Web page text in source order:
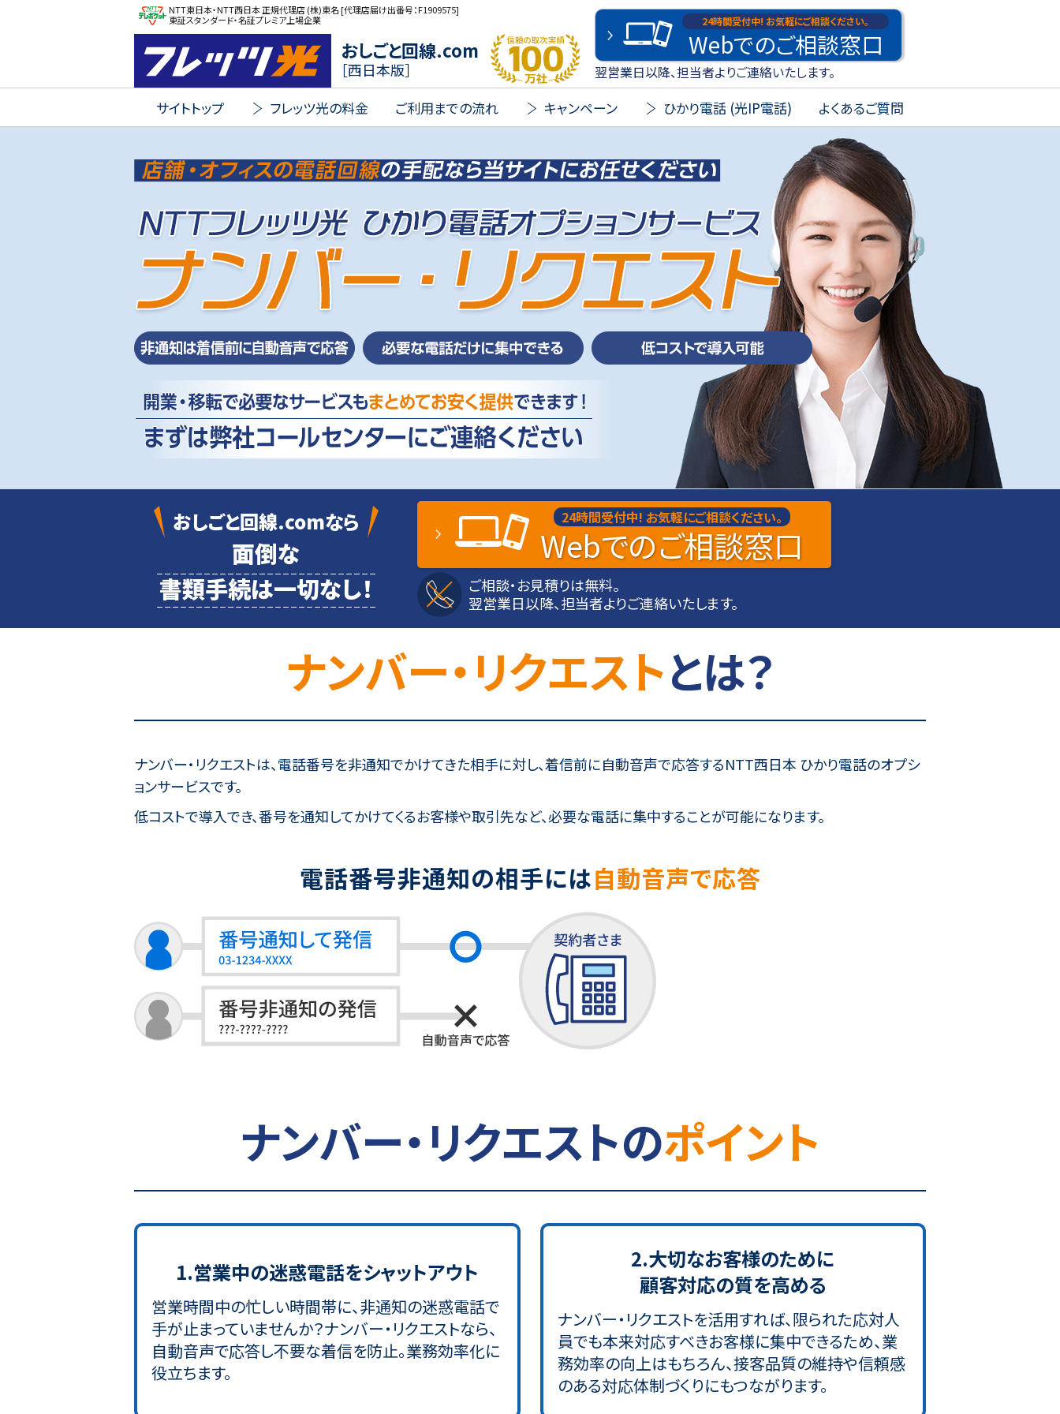
NTT東日本・NTT西日本 正規代理店 (株)東名 [代理店届け出番号：F1909575]
東証スタンダード・名証プレミア上場企業
おしごと回線.com
［西日本版］
24時間受付中! お気軽にご相談ください。
Webでのご相談窓口
翌営業日以降、担当者よりご連絡いたします。
サイトトップ フレッツ光の料金 ご利用までの流れ キャンペーン ひかり電話 (光IP電話) よくあるご質問
おしごと回線.comなら
面倒な
書類手続は一切なし！
24時間受付中! お気軽にご相談ください。
Webでのご相談窓口
ご相談・お見積りは無料。
翌営業日以降、担当者よりご連絡いたします。
ナンバー・リクエストとは？
ナンバー・リクエストは、電話番号を非通知でかけてきた相手に対し、着信前に自動音声で応答するNTT西日本 ひかり電話のオプシ
ョンサービスです。
低コストで導入でき、番号を通知してかけてくるお客様や取引先など、必要な電話に集中することが可能になります。
電話番号非通知の相手には自動音声で応答
ナンバー・リクエストのポイント
1.営業中の迷惑電話をシャットアウト
営業時間中の忙しい時間帯に、非通知の迷惑電話で
手が止まっていませんか？ナンバー・リクエストなら、
自動音声で応答し不要な着信を防止。業務効率化に
役立ちます。
2.大切なお客様のために
顧客対応の質を高める
ナンバー・リクエストを活用すれば、限られた応対人
員でも本来対応すべきお客様に集中できるため、業
務効率の向上はもちろん、接客品質の維持や信頼感
のある対応体制づくりにもつながります。